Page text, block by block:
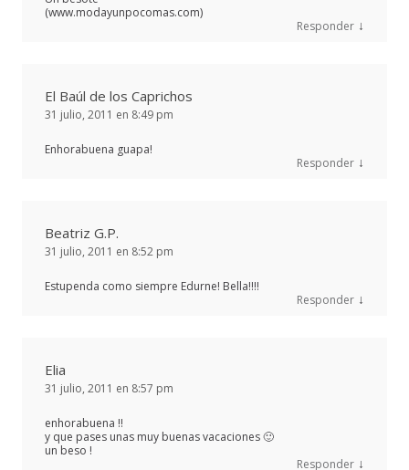
(www.modayunpocomas.com)
Responder ↓
El Baúl de los Caprichos
31 julio, 2011 en 8:49 pm
Enhorabuena guapa!
Responder ↓
Beatriz G.P.
31 julio, 2011 en 8:52 pm
Estupenda como siempre Edurne! Bella!!!!
Responder ↓
Elia
31 julio, 2011 en 8:57 pm
enhorabuena !!
y que pases unas muy buenas vacaciones 🙂
un beso !
Responder ↓